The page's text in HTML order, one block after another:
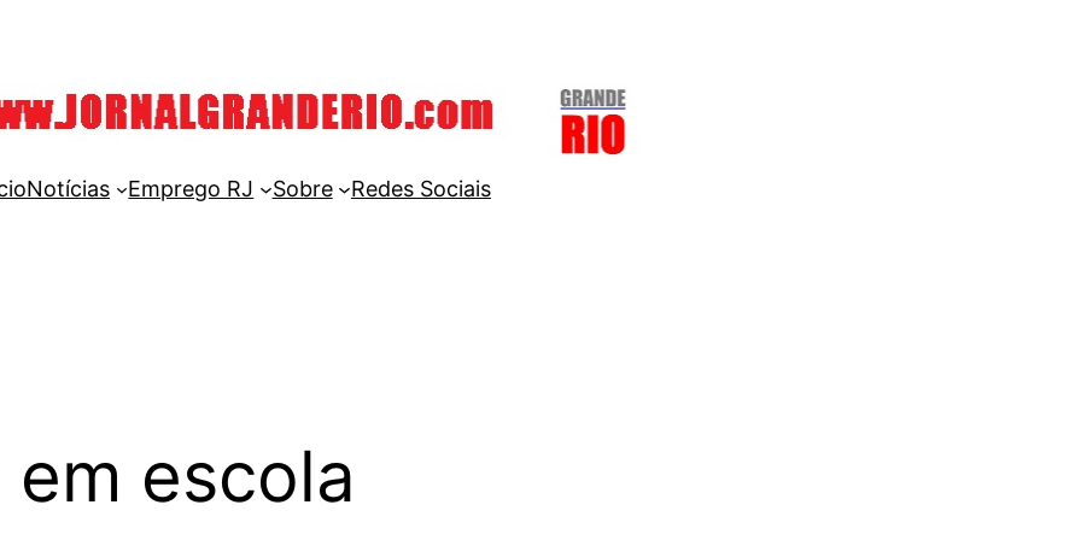
Notícias Emprego RJ Sobre Redes Sociais
escola